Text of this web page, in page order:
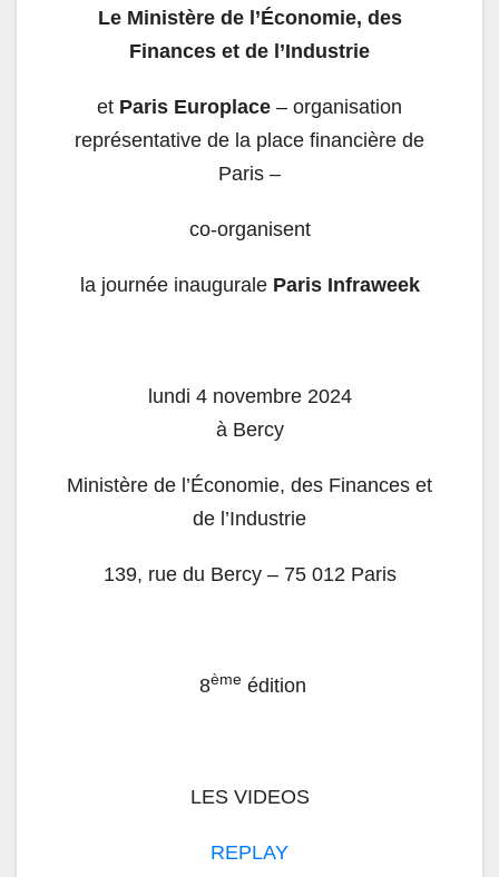
Le Ministère de l’Économie, des
Finances et de l’Industrie
et Paris Europlace – organisation
représentative de la place financière de
Paris –
co-organisent
la journée inaugurale ParisInfraweek
lundi 4 novembre 2024
à Bercy
Ministère de l’Économie, des Finances et
de l’Industrie
139, rue du Bercy – 75 012 Paris
8èmeédition
LES VIDEOS
REPLAY